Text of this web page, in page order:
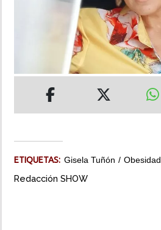
ETIQUETAS: Gisela Tuñón Obesidad
Redacción SHOW